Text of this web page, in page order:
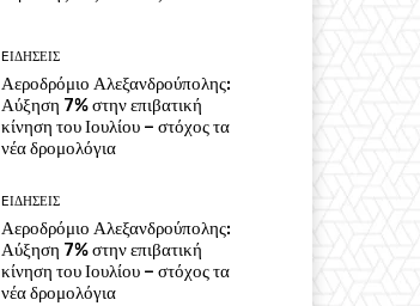
EΙΔΗΣΕΙΣ
Αεροδρόμιο Αλεξανδρούπολης:
Αύξηση 7% στην επιβατική
κίνηση του Ιουλίου – στόχος τα
νέα δρομολόγια
EΙΔΗΣΕΙΣ
Αεροδρόμιο Αλεξανδρούπολης:
Αύξηση 7% στην επιβατική
κίνηση του Ιουλίου – στόχος τα
νέα δρομολόγια